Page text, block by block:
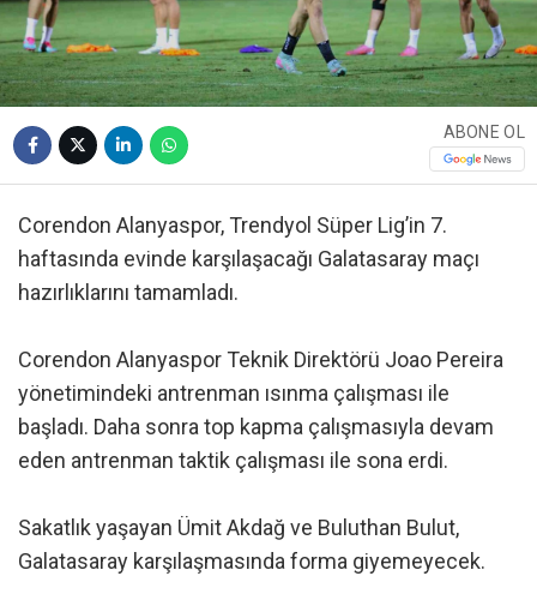
ABONE OL
Corendon Alanyaspor, Trendyol Süper Lig’in 7.
haftasında evinde karşılaşacağı Galatasaray maçı
hazırlıklarını tamamladı.
Corendon Alanyaspor Teknik Direktörü Joao Pereira
yönetimindeki antrenman ısınma çalışması ile
başladı. Daha sonra top kapma çalışmasıyla devam
eden antrenman taktik çalışması ile sona erdi.
Sakatlık yaşayan Ümit Akdağ ve Buluthan Bulut,
Galatasaray karşılaşmasında forma giyemeyecek.